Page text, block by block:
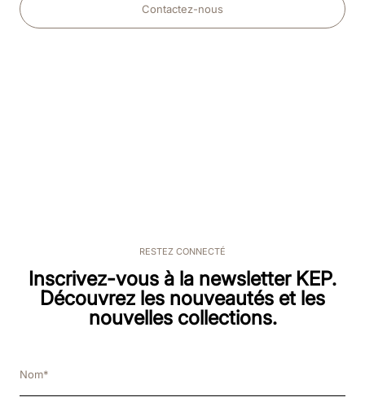
Contactez-nous
RESTEZ CONNECTÉ
Inscrivez-vous à la newsletter KEP.
Découvrez les nouveautés et les
nouvelles collections.